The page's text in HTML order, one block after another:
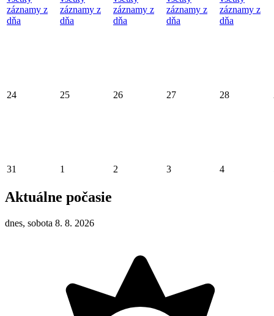
záznamy z
dňa
záznamy z
dňa
záznamy z
dňa
záznamy z
dňa
záznamy z
dňa
24 25 26 27 28
31 1 2 3 4
Aktuálne počasie
dnes, sobota 8. 8. 2026